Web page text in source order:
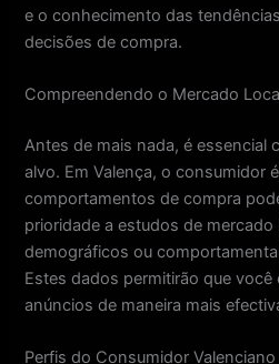
e o conhecimento das
decisões de compra.
Compreendendo o Mercado
Antes de mais nada, é essencial
alvo. Em Valença, o consumidor
comportamentos de compra
prioridade a estudos de
demográficos ou
Estes dados permitirão que
anúncios de maneira mais
Perfis do Consumidor Valenciano